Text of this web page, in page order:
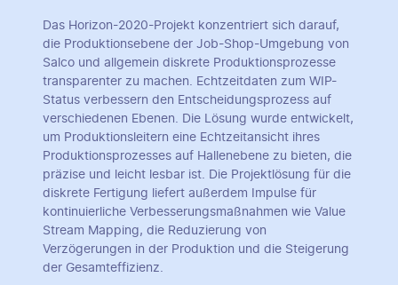
Das Horizon-2020-Projekt konzentriert sich darauf,
die Produktionsebene der Job-Shop-Umgebung von
Salco und allgemein diskrete Produktionsprozesse
transparenter zu machen. Echtzeitdaten zum WIP-
Status verbessern den Entscheidungsprozess auf
verschiedenen Ebenen. Die Lösung wurde entwickelt,
um Produktionsleitern eine Echtzeitansicht ihres
Produktionsprozesses auf Hallenebene zu bieten, die
präzise und leicht lesbar ist. Die Projektlösung für die
diskrete Fertigung liefert außerdem Impulse für
kontinuierliche Verbesserungsmaßnahmen wie Value
Stream Mapping, die Reduzierung von
Verzögerungen in der Produktion und die Steigerung
der Gesamteffizienz.